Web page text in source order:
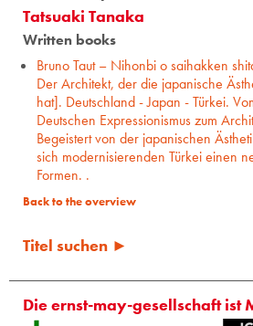
Tatsuaki Tanaka
Written books
Bruno Taut – Nihonbi o saihakken
Der Architekt, der die japanische
hat]. Deutschland - Japan - Türkei.
Deutschen Expressionismus zum
Begeistert von der japanischen
sich modernisierenden Türkei einen
Formen. .
Back to the overview
Titel suchen ►
Die ernst-may-gesellschaft ist